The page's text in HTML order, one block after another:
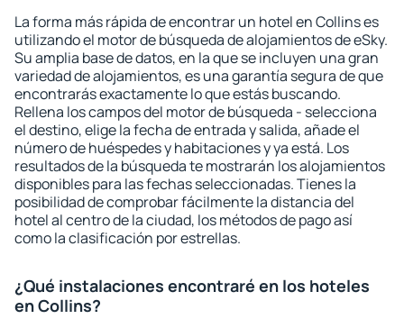
La forma más rápida de encontrar un hotel en Collins es
utilizando el motor de búsqueda de alojamientos de eSky.
Su amplia base de datos, en la que se incluyen una gran
variedad de alojamientos, es una garantía segura de que
encontrarás exactamente lo que estás buscando.
Rellena los campos del motor de búsqueda - selecciona
el destino, elige la fecha de entrada y salida, añade el
número de huéspedes y habitaciones y ya está. Los
resultados de la búsqueda te mostrarán los alojamientos
disponibles para las fechas seleccionadas. Tienes la
posibilidad de comprobar fácilmente la distancia del
hotel al centro de la ciudad, los métodos de pago así
como la clasificación por estrellas.
¿Qué instalaciones encontraré en los hoteles
en Collins?